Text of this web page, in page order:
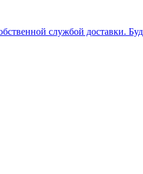
службой доставки.